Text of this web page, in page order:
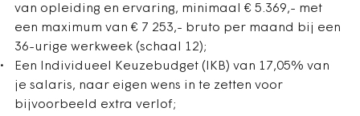
van opleiding en ervaring, minimaal € 5.369,- met
een maximum van € 7 253,- bruto per maand bij een
36-urige werkweek (schaal 12);
Een Individueel Keuzebudget (IKB) van 17,05% van
je salaris, naar eigen wens in te zetten voor
bijvoorbeeld extra verlof;